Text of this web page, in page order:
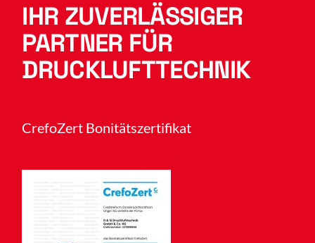
IHR ZUVERLÄSSIGER
PARTNER FÜR
DRUCKLUFTTECHNIK
CrefoZert Bonitätszertifikat